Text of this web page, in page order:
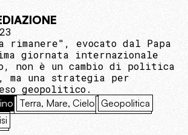
evocato dal Papa
giornata internazionale
non è un cambio di politica
ma una strategia per
geopolitico.
Terra, Mare, Cielo Geopolitica